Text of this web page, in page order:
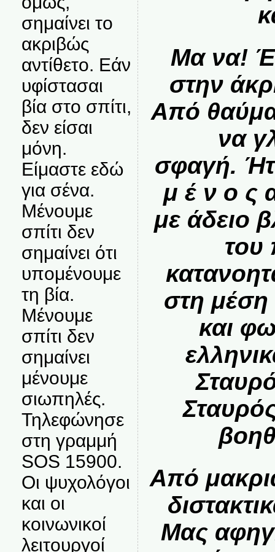
σημαίνει το
ακριβώς
αντίθετο. Εάν
υφίστασαι
βία στο σπίτι,
δεν είσαι
μόνη.
Είμαστε εδώ
για σένα.
Μένουμε
σπίτι δεν
σημαίνει ότι
υπομένουμε
τη βία.
Μένουμε
σπίτι δεν
σημαίνει
μένουμε
σιωπηλές.
Τηλεφώνησε
στη γραμμή
SOS 15900.
Οι ψυχολόγοι
και οι
κοινωνικοί
λειτουργοί
Μα να!
στην
Από θαύμα
να
σφαγή.
μ έ ν ο ς
με άδειο
του
στη
και
Από
Μας